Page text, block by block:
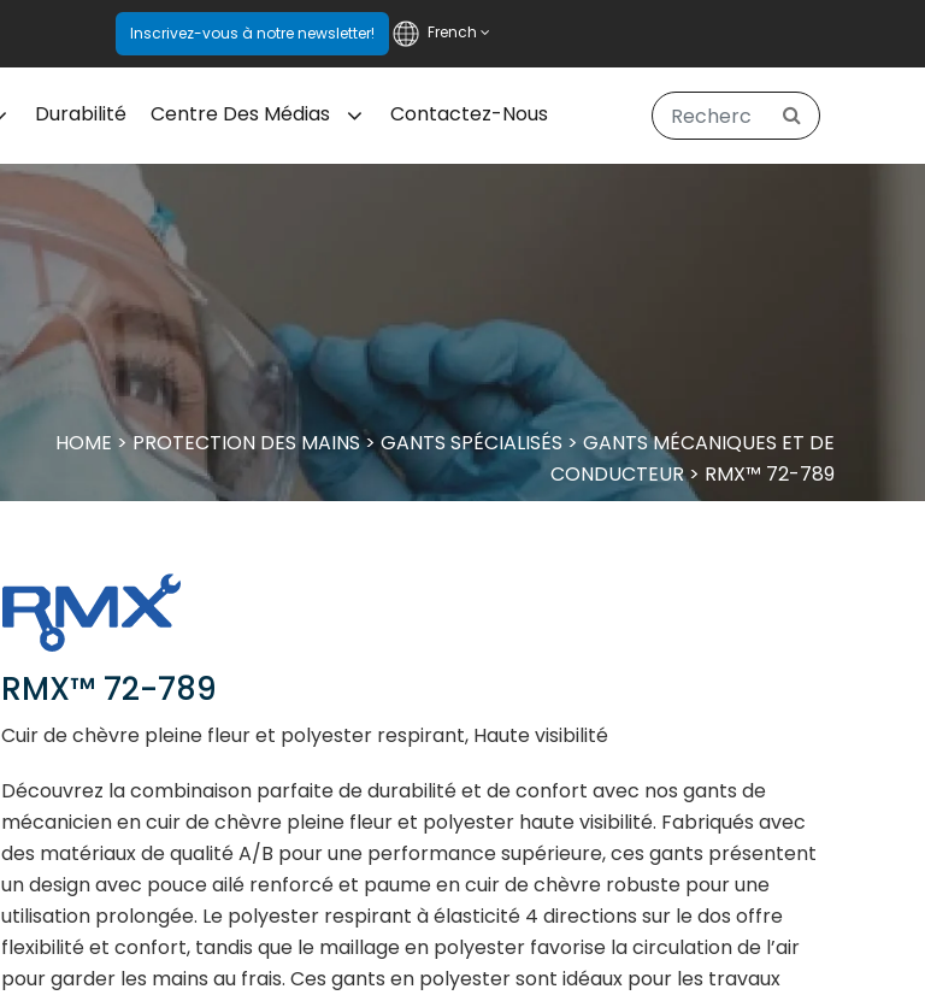
Inscrivez-vous à notre newsletter! French
Durabilité Centre Des Médias Contactez-Nous
HOME >PROTECTION DES MAINS> GANTS SPÉCIALISÉS > GANTS MÉCANIQUES ET DE
CONDUCTEUR> RMX™ 72-789
RMX™ 72-789
Cuir de chèvre pleine fleur et polyester respirant, Haute visibilité
Découvrez la combinaison parfaite de durabilité et de confort avec nos gants de
mécanicien en cuir de chèvre pleine fleur et polyester haute visibilité. Fabriqués avec
des matériaux de qualité A/B pour une performance supérieure, ces gants présentent
un design avec pouce ailé renforcé et paume en cuir de chèvre robuste pour une
utilisation prolongée. Le polyester respirant à élasticité 4 directions sur le dos offre
flexibilité et confort, tandis que le maillage en polyester favorise la circulation de l’air
pour garder les mains au frais. Ces gants en polyester sont idéaux pour les travaux